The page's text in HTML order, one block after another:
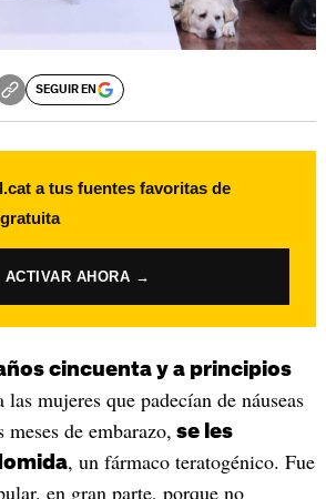
SEGUIR EN
a tus fuentes favoritas de
ACTIVAR AHORA →
cincuenta y a principios
las mujeres que padecían de náuseas
de embarazo, se les
, un fármaco teratogénico. Fue
en gran parte, porque no